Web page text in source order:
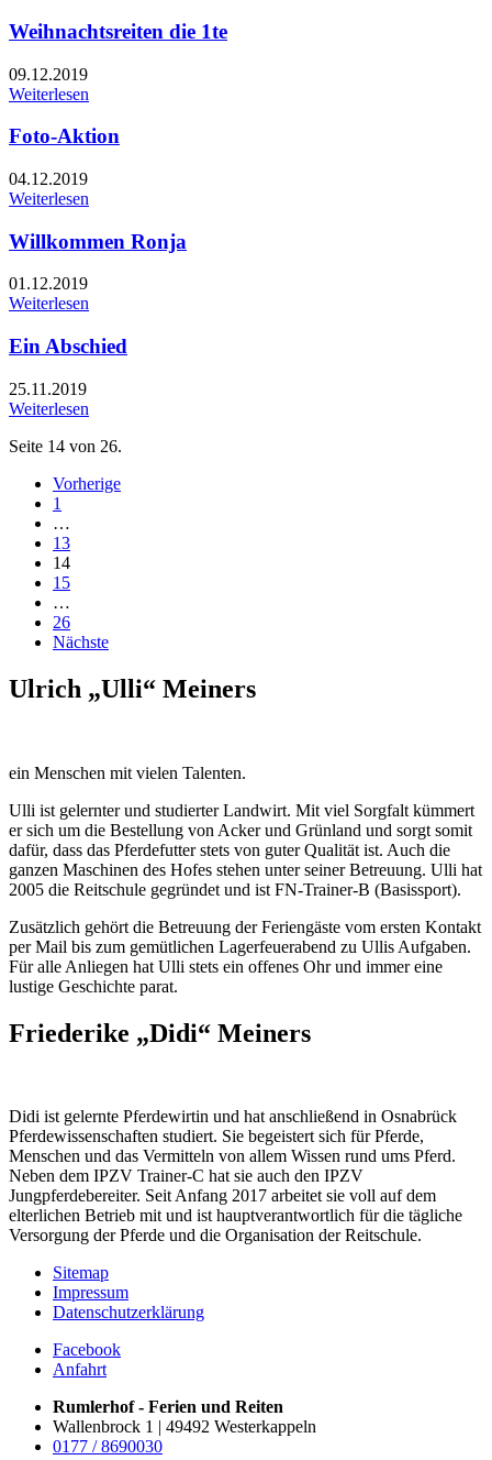
Weihnachtsreiten die 1te
09.12.2019
Weiterlesen
Foto-Aktion
04.12.2019
Weiterlesen
Willkommen Ronja
01.12.2019
Weiterlesen
Ein Abschied
25.11.2019
Weiterlesen
Seite 14 von 26.
Vorherige
1
…
13
14
15
…
26
Nächste
Ulrich „Ulli“ Meiners
ein Menschen mit vielen Talenten.
Ulli ist gelernter und studierter Landwirt. Mit viel Sorgfalt kümmert
er sich um die Bestellung von Acker und Grünland und sorgt somit
dafür, dass das Pferdefutter stets von guter Qualität ist. Auch die
ganzen Maschinen des Hofes stehen unter seiner Betreuung. Ulli hat
2005 die Reitschule gegründet und ist FN-Trainer-B (Basissport).
Zusätzlich gehört die Betreuung der Feriengäste vom ersten Kontakt
per Mail bis zum gemütlichen Lagerfeuerabend zu Ullis Aufgaben.
Für alle Anliegen hat Ulli stets ein offenes Ohr und immer eine
lustige Geschichte parat.
Friederike „Didi“ Meiners
Didi ist gelernte Pferdewirtin und hat anschließend in Osnabrück
Pferdewissenschaften studiert. Sie begeistert sich für Pferde,
Menschen und das Vermitteln von allem Wissen rund ums Pferd.
Neben dem IPZV Trainer-C hat sie auch den IPZV
Jungpferdebereiter. Seit Anfang 2017 arbeitet sie voll auf dem
elterlichen Betrieb mit und ist hauptverantwortlich für die tägliche
Versorgung der Pferde und die Organisation der Reitschule.
Sitemap
Impressum
Datenschutzerklärung
Facebook
Anfahrt
Rumlerhof - Ferien und Reiten
Wallenbrock 1 | 49492 Westerkappeln
0177 / 8690030